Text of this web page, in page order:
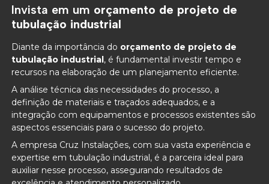
Invista em um orçamento de projeto de
tubulação industrial
Diante da importância do orçamento de projeto de
tubulação industrial, é fundamental investir tempo e
recursos na elaboração de um planejamento eficiente.
A análise técnica das necessidades do processo, a
definição de materiais e traçados adequados, e a
integração com equipamentos e processos existentes são
aspectos essenciais para o sucesso do projeto.
A empresa Cruz Instalações, com sua vasta experiência e
expertise em tubulação industrial, é a parceira ideal para
auxiliar nesse processo, assegurando resultados de